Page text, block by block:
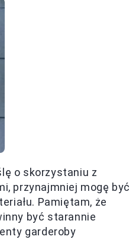
o skorzystaniu z
przynajmniej mogę być
Pamiętam, że
być starannie
garderoby